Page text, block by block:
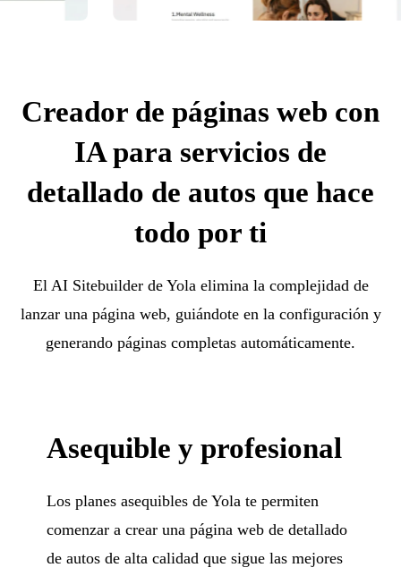
Creador de páginas web con
IA para servicios de
detallado de autos que hace
todo por ti
El AI Sitebuilder de Yola elimina la complejidad de
lanzar una página web, guiándote en la configuración y
generando páginas completas automáticamente.
Asequible y profesional
Los planes asequibles de Yola te permiten
comenzar a crear una página web de detallado
de autos de alta calidad que sigue las mejores